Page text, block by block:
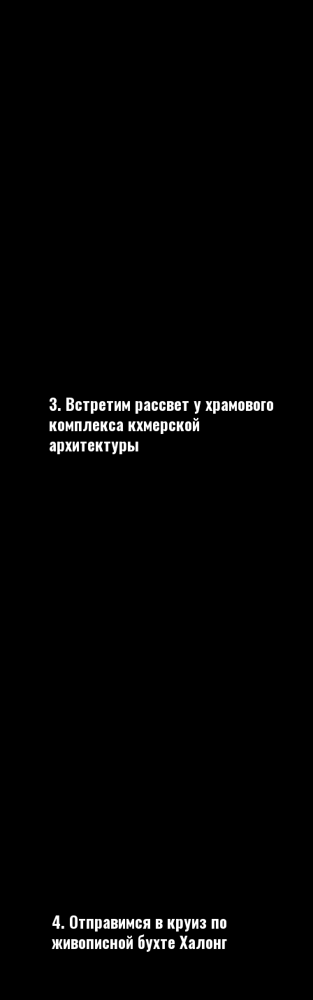
3. Встретим рассвет у храмового
комплекса кхмерской
архитектуры
4. Отправимся в круиз по
живописной бухте Халонг